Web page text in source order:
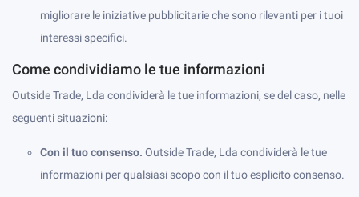
migliorare le iniziative pubblicitarie che sono rilevanti per i tuoi
interessi specifici.
Come condividiamo le tue informazioni
Outside Trade, Lda condividerà le tue informazioni, se del caso, nelle
seguenti situazioni:
Con il tuo consenso. Outside Trade, Lda condividerà le tue
informazioni per qualsiasi scopo con il tuo esplicito consenso.